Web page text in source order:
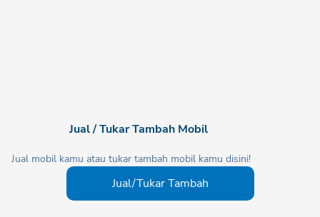
Jual / Tukar Tambah Mobil
Jual mobil kamu atau tukar tambah mobil kamu disini!
Jual/Tukar Tambah